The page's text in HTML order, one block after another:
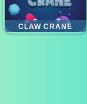
CLAW CRANE